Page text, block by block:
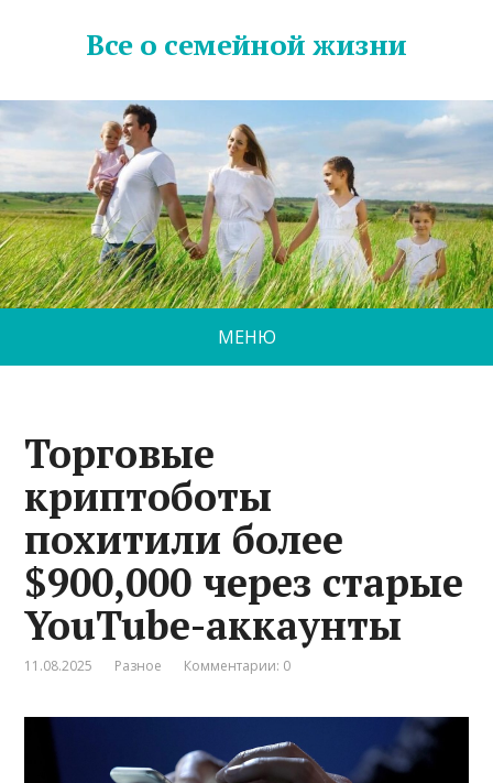
Все о семейной жизни
МЕНЮ
Торговые
криптоботы
похитили более
$900,000 через старые
YouTube-аккаунты
11.08.2025 Разное Комментарии: 0